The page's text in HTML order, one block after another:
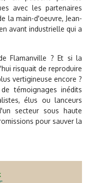
avec les partenaires
la main-d'oeuvre, Jean-
avant industrielle qui a
Flamanville ? Et si la
risquait de reproduire
vertigineuse encore ?
témoignages inédits
élus ou lanceurs
secteur sous haute
pour sauver la